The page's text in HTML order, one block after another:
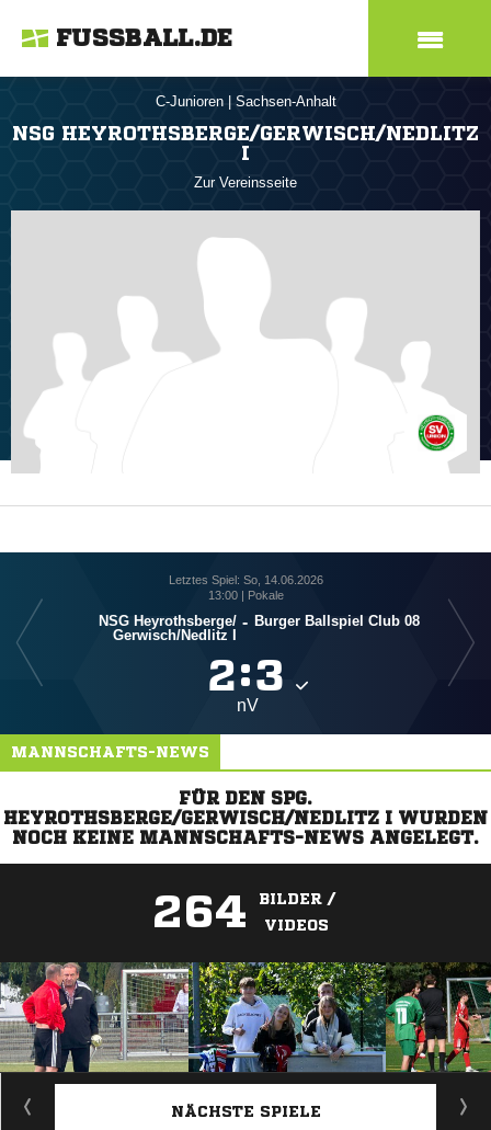
FUSSBALL.DE
C-Junioren Sachsen-Anhalt
NSG HEYROTHSBERGE/GERWISCH/NEDLITZ
I
Zur Vereinsseite
Letztes Spiel: So, 14.06.2026
13:00 | Pokale
NSG Heyrothsberge/​
Gerwisch/​Nedlitz I
- Burger Ballspiel Club 08
:
nV
MANNSCHAFTS-NEWS
FÜR DEN SPG.
HEYROTHSBERGE/GERWISCH/NEDLITZ I WURDEN
NOCH KEINE MANNSCHAFTS-NEWS ANGELEGT.
264
BILDER /
VIDEOS
ANZEIGE
NÄCHSTE SPIELE